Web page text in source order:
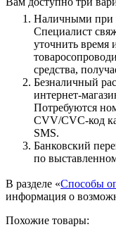
Наличными при
Специалист
уточнить время
средства,
Безналичный
интернет-
Потребуются
CVV/CVC-код
SMS.
Банковский
по
В разделе «Способы
информация о
Похожие товары: